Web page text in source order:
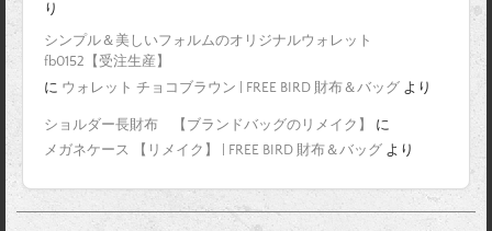
り
シンプル＆美しいフォルムのオリジナルウォレット
fb0152【受注生産】
に ウォレット チョコブラウン | FREE BIRD 財布＆バッグ より
ショルダー長財布 【ブランドバッグのリメイク】
に
メガネケース 【リメイク】 | FREE BIRD 財布＆バッグ より